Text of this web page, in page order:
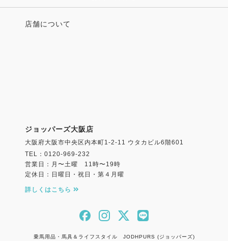
店舗について
ジョッパーズ大阪店
大阪府大阪市中央区内本町1-2-11 ウタカビル6階601
TEL：0120-969-232
営業日：月〜土曜 11時〜19時
定休日：日曜日・祝日・第４月曜
詳しくはこちら
乗馬用品・馬具＆ライフスタイル JODHPURS (ジョッパーズ)